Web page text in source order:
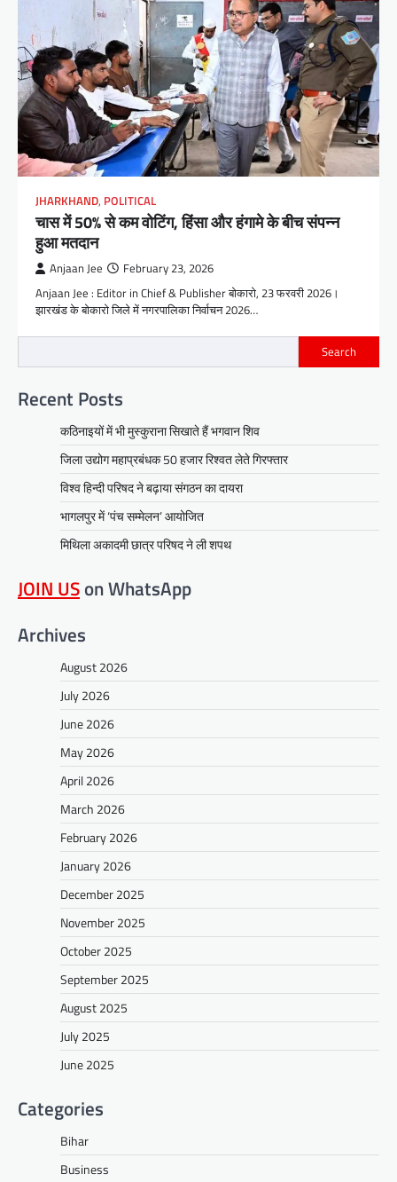
JHARKHAND, POLITICAL
चास में 50% से कम वोटिंग, हिंसा और हंगामे के बीच संपन्न
हुआ मतदान
Anjaan Jee February 23, 2026
Anjaan Jee : Editor in Chief & Publisher बोकारो, 23 फरवरी 2026।
झारखंड के बोकारो जिले में नगरपालिका निर्वाचन 2026…
Search
Recent Posts
कठिनाइयों में भी मुस्कुराना सिखाते हैं भगवान शिव
जिला उद्योग महाप्रबंधक 50 हजार रिश्वत लेते गिरफ्तार
विश्व हिन्दी परिषद ने बढ़ाया संगठन का दायरा
भागलपुर में ‘पंच सम्मेलन’ आयोजित
मिथिला अकादमी छात्र परिषद ने ली शपथ
JOIN USon WhatsApp
Archives
August 2026
July 2026
June 2026
May 2026
April 2026
March 2026
February 2026
January 2026
December 2025
November 2025
October 2025
September 2025
August 2025
July 2025
June 2025
Categories
Bihar
Business